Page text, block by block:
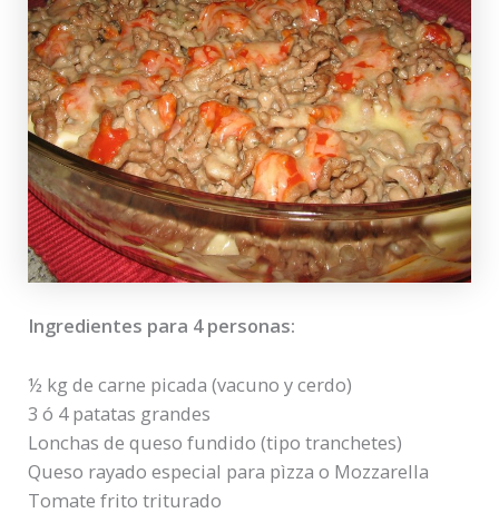
Ingredientes para 4 personas:
½ kg de carne picada (vacuno y cerdo)
3 ó 4 patatas grandes
Lonchas de queso fundido (tipo tranchetes)
Queso rayado especial para pìzza o Mozzarella
Tomate frito triturado